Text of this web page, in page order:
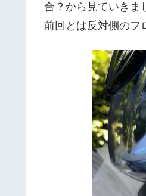
合？から見ていきま
前回とは反対側のフ